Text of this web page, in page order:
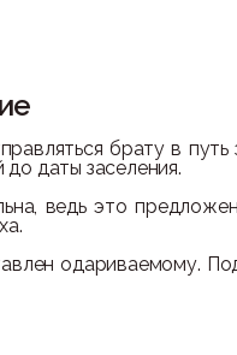
брату в
даты заселения.
ведь это
одариваемому.